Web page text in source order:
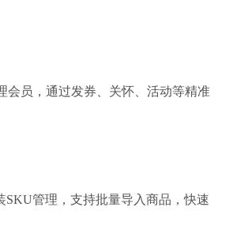
会员，通过发券、关怀、活动等精准
管理，支持批量导入商品，快速